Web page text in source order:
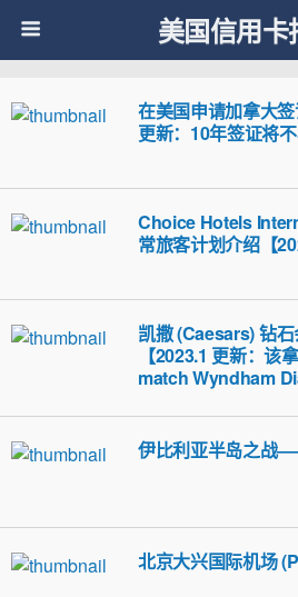
美国信用卡
在美国申请加拿大
更新：10年签证将
Choice Hotels
常旅客计划介绍【
凯撒 (Caesars) 钻
【2023.1 更新：
match Wyndham
伊比利亚半岛之战
北京大兴国际机场